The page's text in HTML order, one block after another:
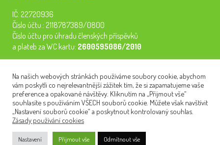
IČ: 22720936
Číslo účtu.: 2118787389/0800
Číslo účtu pro úhradu členských příspěvků
a plateb za WC kartu: 2600595086/2010
semináře, konferenci, plavbu na lodi a WC kartu. Z peněz
tiskneme odborné publikace pro pacienty.
NEWSLETTER
Na našich webových stránkách používáme soubory cookie, abychom
vám poskytli co nejrelevantnější zážitek tím, že si zapamatujeme vaše
preference a opakované návštěvy. Kliknutím na „Přijmout vše“
souhlasíte s používáním VŠECH souborů cookie. Můžete však navštívit
„Nastavení souborů cookie“ a poskytnout kontrolovaný souhlas.
Zásady používání cookies
Nastavení Přijmout vše Odmítnout vše